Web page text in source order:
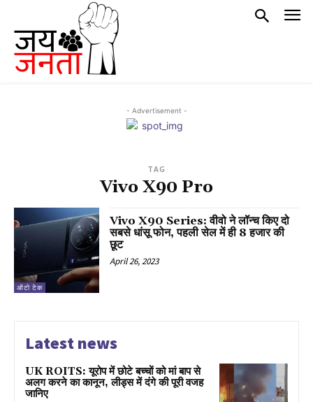
- Advertisement -
TAG
Vivo X90 Pro
ऑटो टेक
Vivo X90 Series: वीवो ने लॉन्च किए दो
सबसे धांसू फोन, पहली सेल में ही 8 हजार की
छूट
April 26, 2023
Latest news
UK ROITS: यूरोप में छोटे बच्चों को मां बाप से
अलग करने का कानून, लीड्स में दंगे की पूरी वजह
जानिए